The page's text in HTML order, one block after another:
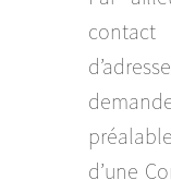
contact
d’une